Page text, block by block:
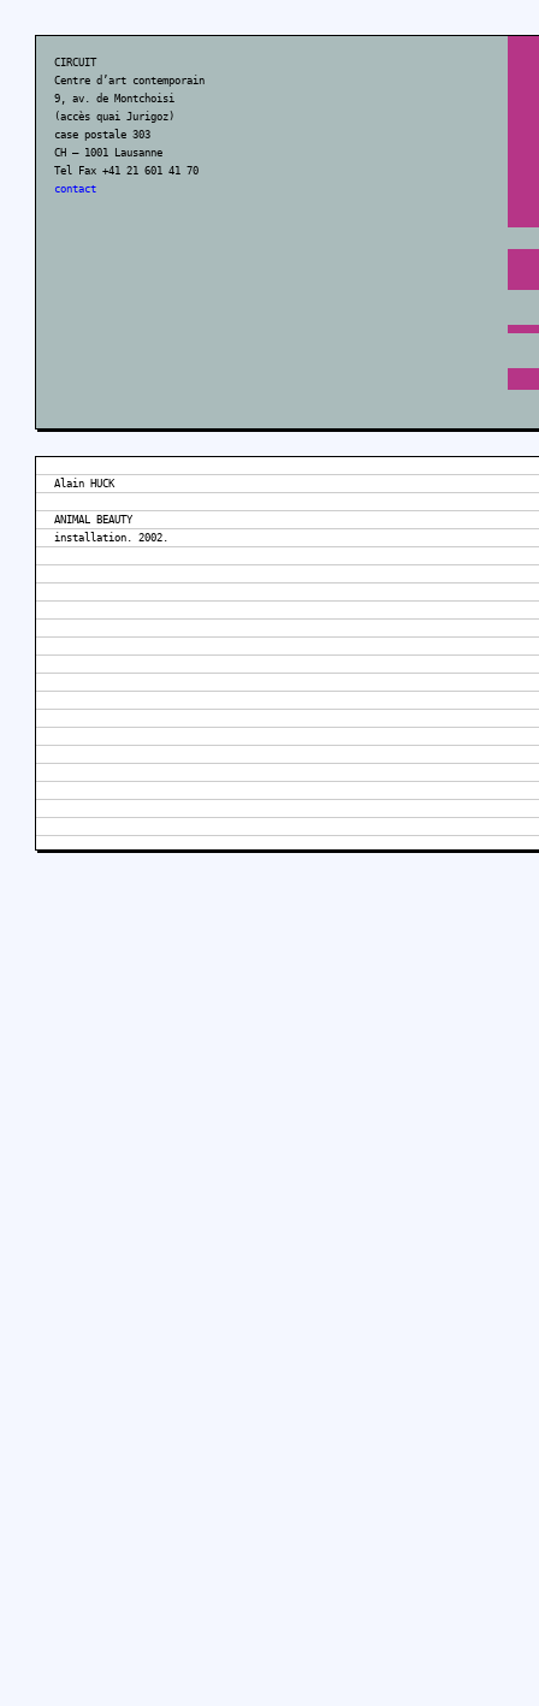
CIRCUIT
Centre d’art contemporain
9, av. de Montchoisi
(accès quai Jurigoz)
case postale 303
CH – 1001 Lausanne
Tel Fax +41 21 601 41 70
contact
Alain HUCK
ANIMAL BEAUTY
installation. 2002.